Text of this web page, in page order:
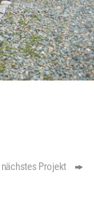
nächstes Projekt